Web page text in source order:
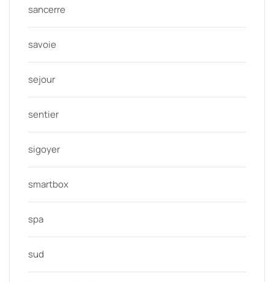
sancerre
savoie
sejour
sentier
sigoyer
smartbox
spa
sud